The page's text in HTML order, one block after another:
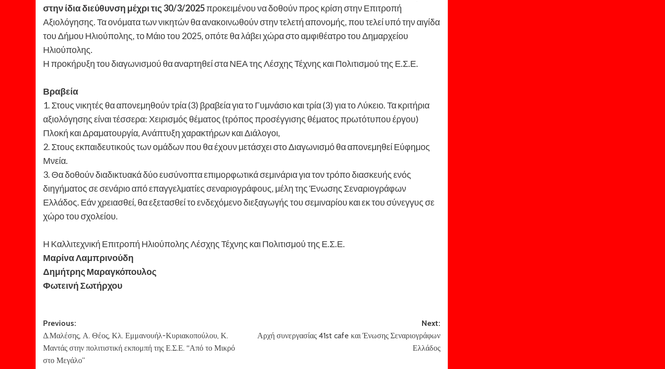
στην ίδια διεύθυνση μέχρι τις 30/3/2025προκειμένου να δοθούν προς κρίση στην Επιτροπή
Αξιολόγησης. Τα ονόματα των νικητών θα ανακοινωθούν στην τελετή απονομής, που τελεί υπό την αιγίδα
του Δήμου Ηλιούπολης, το Μάιο του 2025, οπότε θα λάβει χώρα στο αμφιθέατρο του Δημαρχείου
Ηλιούπολης.
Η προκήρυξη του διαγωνισμού θα αναρτηθεί στα ΝΕΑ της Λέσχης Τέχνης και Πολιτισμού της Ε.Σ.Ε.
Βραβεία
1. Στους νικητές θα απονεμηθούν τρία (3) βραβεία για το Γυμνάσιο και τρία (3) για το Λύκειο. Τα κριτήρια
αξιολόγησης είναι τέσσερα: Χειρισμός θέματος (τρόπος προσέγγισης θέματος πρωτότυπου έργου)
Πλοκή και Δραματουργία, Ανάπτυξη χαρακτήρων και Διάλογοι,
2. Στους εκπαιδευτικούς των ομάδων που θα έχουν μετάσχει στο Διαγωνισμό θα απονεμηθεί Εύφημος
Μνεία.
3. Θα δοθούν διαδικτυακά δύο ευσύνοπτα επιμορφωτικά σεμινάρια για τον τρόπο διασκευής ενός
διηγήματος σε σενάριο από επαγγελματίες σεναριογράφους, μέλη της Ένωσης Σεναριογράφων
Ελλάδος. Εάν χρειασθεί, θα εξετασθεί το ενδεχόμενο διεξαγωγής του σεμιναρίου και εκ του σύνεγγυς σε
χώρο του σχολείου.
Η Καλλιτεχνική Επιτροπή Ηλιούπολης Λέσχης Τέχνης και Πολιτισμού της Ε.Σ.Ε.
Μαρίνα Λαμπρινούδη
Δημήτρης Μαραγκόπουλος
Φωτεινή Σωτήρχου
Post
navigation
Previous:
Δ.Μαλέσης, Α. Θέος, Κλ. Εμμανουήλ-Κυριακοπούλου, Κ.
Μαντάς στην πολιτιστική εκπομπή της Ε.Σ.Ε. “Από το Μικρό
στο Μεγάλο”
Next:
Αρχή συνεργασίας 41st cafe και Ένωσης Σεναριογράφων
Ελλάδος